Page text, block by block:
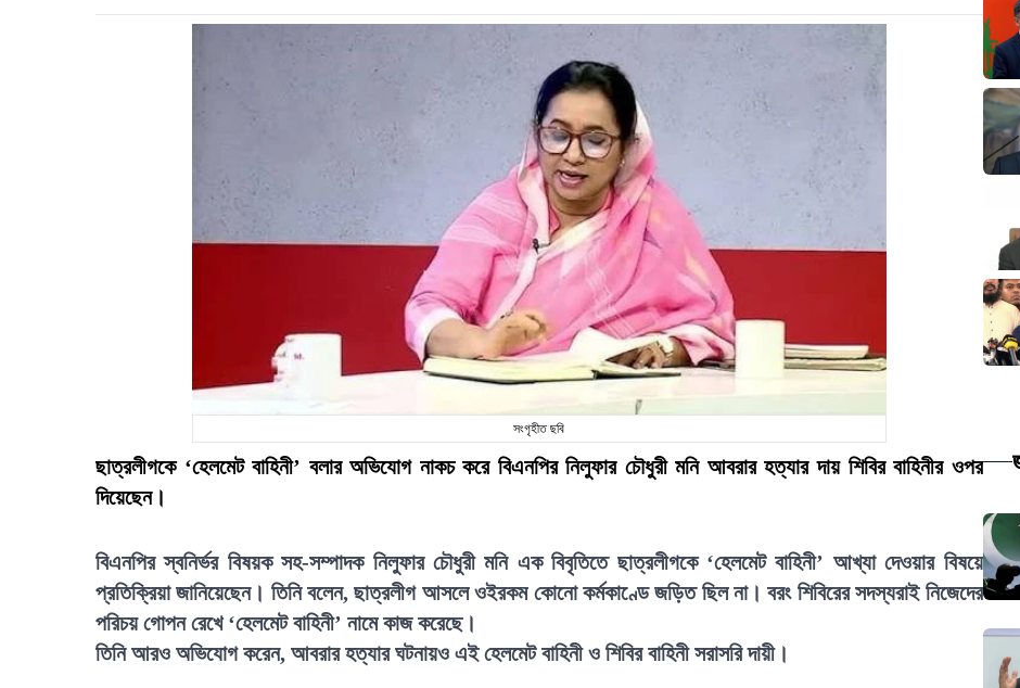
সংগৃহীত ছবি
ছাত্রলীগকে ‘হেলমেট বাহিনী’ বলার অভিযোগ নাকচ করে বিএনপির নিলুফার চৌধুরী মনি আবরার হত্যার দায় শিবির বাহিনীর ওপর
দিয়েছেন।
বিএনপির স্বনির্ভর বিষয়ক সহ-সম্পাদক নিলুফার চৌধুরী মনি এক বিবৃতিতে ছাত্রলীগকে ‘হেলমেট বাহিনী’ আখ্যা দেওয়ার বিষয়ে
প্রতিক্রিয়া জানিয়েছেন। তিনি বলেন, ছাত্রলীগ আসলে ওইরকম কোনো কর্মকাণ্ডে জড়িত ছিল না। বরং শিবিরের সদস্যরাই নিজেদের
পরিচয় গোপন রেখে ‘হেলমেট বাহিনী’ নামে কাজ করেছে।
তিনি আরও অভিযোগ করেন, আবরার হত্যার ঘটনায়ও এই হেলমেট বাহিনী ও শিবির বাহিনী সরাসরি দায়ী।